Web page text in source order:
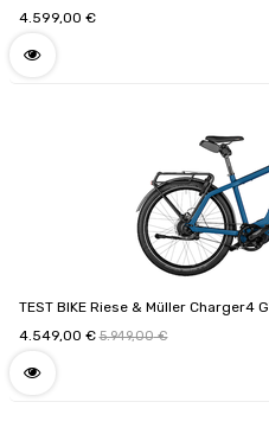
4.599,00 €
TEST BIKE Riese & Müller Charger4
cm / Cockpit Kiox 300 / 750 Wh /
4.549,00 € 5.949,00€